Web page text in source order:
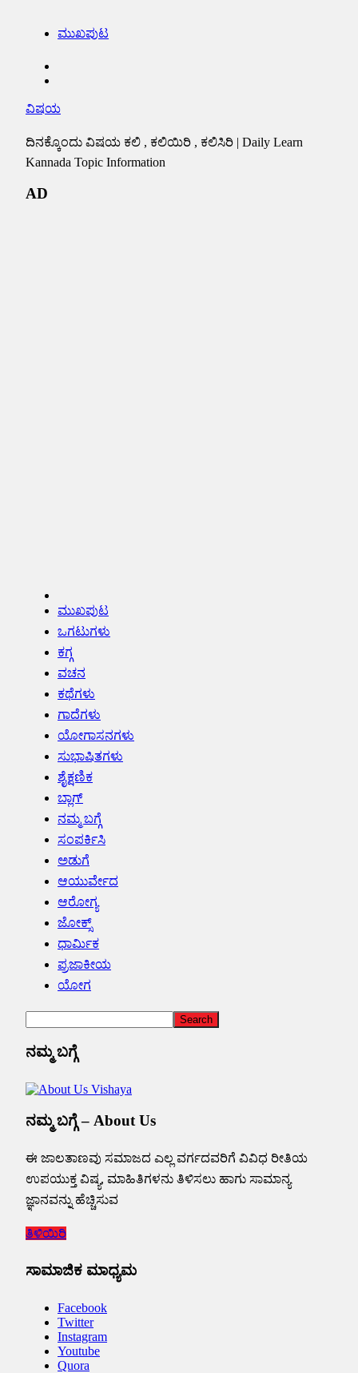
ಮುಖಪುಟ
ವಿಷಯ
ದಿನಕ್ಕೊಂದು ವಿಷಯ ಕಲಿ , ಕಲಿಯಿರಿ , ಕಲಿಸಿರಿ | Daily Learn
Kannada Topic Information
AD
ಮುಖಪುಟ
ಒಗಟುಗಳು
ಕಗ್ಗ
ವಚನ
ಕಥೆಗಳು
ಗಾದೆಗಳು
ಯೋಗಾಸನಗಳು
ಸುಭಾಷಿತಗಳು
ಶೈಕ್ಷಣಿಕ
ಬ್ಲಾಗ್
ನಮ್ಮ ಬಗ್ಗೆ
ಸಂಪರ್ಕಿಸಿ
ಅಡುಗೆ
ಆಯುರ್ವೇದ
ಆರೋಗ್ಯ
ಜೋಕ್ಸ್
ಧಾರ್ಮಿಕ
ಪ್ರಜಾಕೀಯ
ಯೋಗ
ನಮ್ಮ ಬಗ್ಗೆ
ನಮ್ಮ ಬಗ್ಗೆ – About Us
ಈ ಜಾಲತಾಣವು ಸಮಾಜದ ಎಲ್ಲ ವರ್ಗದವರಿಗೆ ವಿವಿಧ ರೀತಿಯ
ಉಪಯುಕ್ತ ವಿಷ್ಯ, ಮಾಹಿತಿಗಳನು ತಿಳಿಸಲು ಹಾಗು ಸಾಮಾನ್ಯ
ಜ್ಞಾನವನ್ನು ಹೆಚ್ಚಿಸುವ
ತಿಳಿಯಿರಿ
ಸಾಮಾಜಿಕ ಮಾಧ್ಯಮ
Facebook
Twitter
Instagram
Youtube
Quora